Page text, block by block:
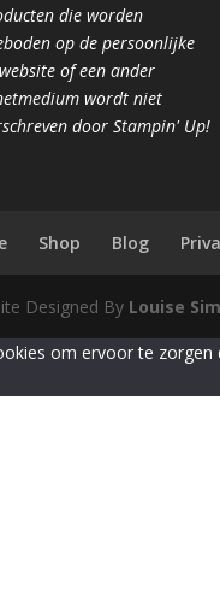
die worden
op de persoonlijke
of een ander
wordt niet
door Stampin' Up!
Shop Blog
Designed By Louise
om ervoor te